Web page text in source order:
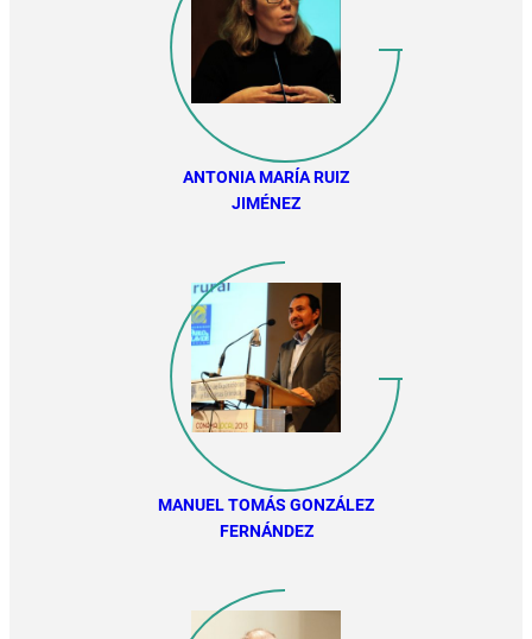
ANTONIA MARÍA RUIZ
JIMÉNEZ
MANUEL TOMÁS GONZÁLEZ
FERNÁNDEZ